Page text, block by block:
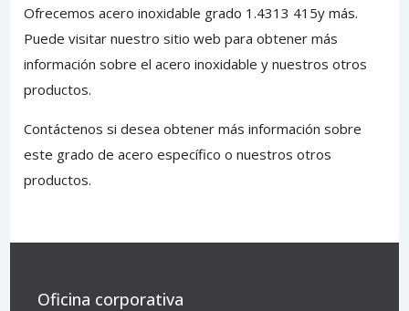
Ofrecemos acero inoxidable grado 1.4313 415y más.
Puedevisitar nuestro sitio web para obtener más
información sobre el acero inoxidable y nuestros otros
productos.
Contáctenos si desea obtener más información sobre
este grado de acero específico o nuestros otros
productos.
Oficina corporativa